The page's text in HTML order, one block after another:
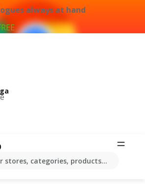
always at hand
stores, categories, products...